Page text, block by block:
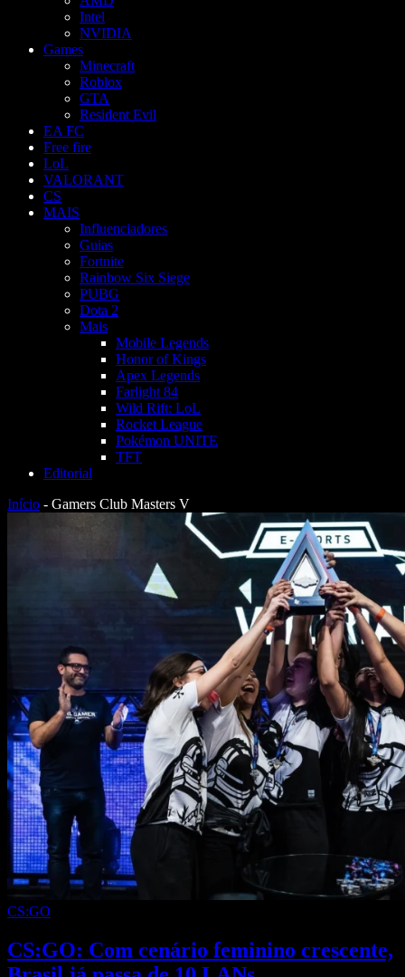
Intel
NVIDIA
Games
Minecraft
Roblox
GTA
Resident Evil
EA FC
Free fire
LoL
VALORANT
CS
MAIS
Influenciadores
Guias
Fortnite
Rainbow Six Siege
PUBG
Dota 2
Mais
Mobile Legends
Honor of Kings
Apex Legends
Farlight 84
Wild Rift: LoL
Rocket League
Pokémon UNITE
TFT
Editorial
Início - Gamers Club Masters V
CS:GO
CS:GO: Com cenário feminino crescente,